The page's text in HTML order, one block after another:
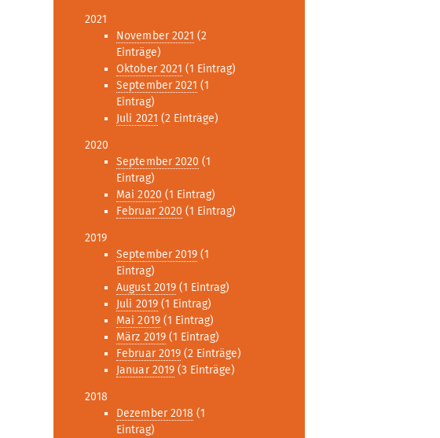
2021
November 2021 (2
Einträge)
Oktober 2021 (1 Eintrag)
September 2021 (1
Eintrag)
Juli 2021 (2 Einträge)
2020
September 2020 (1
Eintrag)
Mai 2020 (1 Eintrag)
Februar 2020 (1 Eintrag)
2019
September 2019 (1
Eintrag)
August 2019 (1 Eintrag)
Juli 2019(1 Eintrag)
Mai 2019(1 Eintrag)
März 2019(1 Eintrag)
Februar 2019 (2 Einträge)
Januar 2019 (3 Einträge)
2018
Dezember 2018 (1
Eintrag)